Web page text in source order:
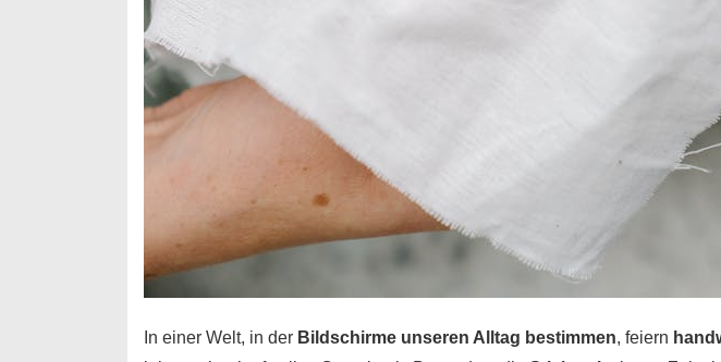
In einer Welt, in der Bildschirme unseren Alltag bestimmen, feiern